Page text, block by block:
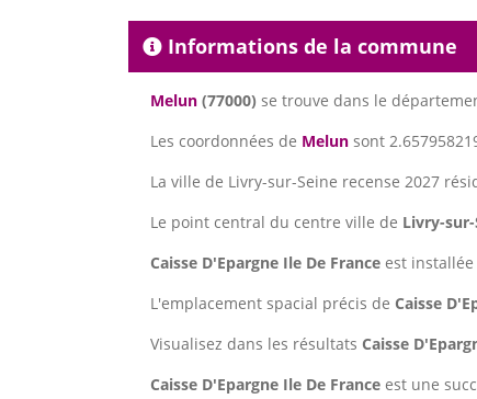
Informations de la commune
Melun (77000) se trouve dans le
Les coordonnées de Melun sont
La ville de Livry-sur-Seine recense 2027
Le point central du centre ville de Livry-sur-
Caisse D'Epargne Ile De France est
L'emplacement spacial précis de Caisse
Visualisez dans les résultats Caisse
Caisse D'Epargne Ile De France est une